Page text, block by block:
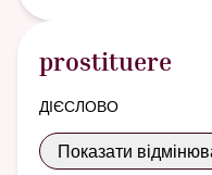
prostituere
дієслово
Показати